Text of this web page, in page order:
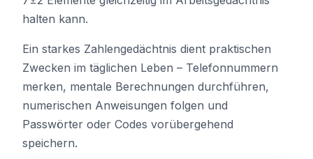
halten kann.
Ein starkes Zahlengedächtnis dient praktischen
Zwecken im täglichen Leben – Telefonnummern
merken, mentale Berechnungen durchführen,
numerischen Anweisungen folgen und
Passwörter oder Codes vorübergehend
speichern.